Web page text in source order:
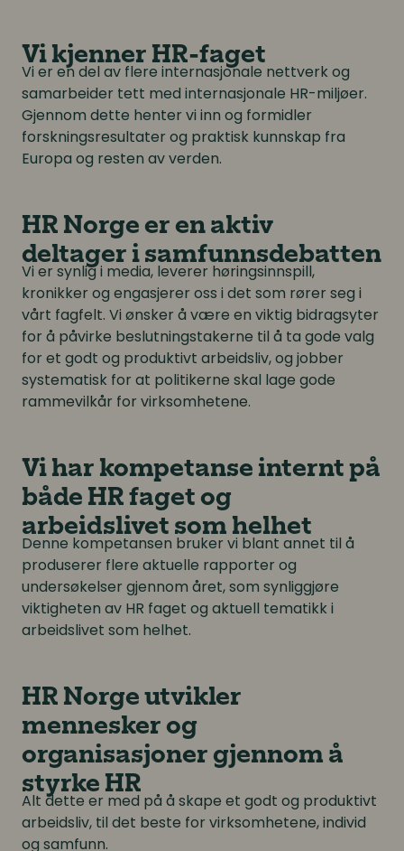
Vi kjenner HR-faget
Vi er en del av flere internasjonale nettverk og
samarbeider tett med internasjonale HR-miljøer.
Gjennom dette henter vi inn og formidler
forskningsresultater og praktisk kunnskap fra
Europa og resten av verden.
HR Norge er en aktiv
deltager i samfunnsdebatten
Vi er synlig i media, leverer høringsinnspill,
kronikker og engasjerer oss i det som rører seg i
vårt fagfelt. Vi ønsker å være en viktig bidragsyter
for å påvirke beslutningstakerne til å ta gode valg
for et godt og produktivt arbeidsliv, og jobber
systematisk for at politikerne skal lage gode
rammevilkår for virksomhetene.
Vi har kompetanse internt på
både HR faget og
arbeidslivet som helhet
Denne kompetansen bruker vi blant annet til å
produserer flere aktuelle rapporter og
undersøkelser gjennom året, som synliggjøre
viktigheten av HR faget og aktuell tematikk i
arbeidslivet som helhet.
HR Norge utvikler
mennesker og
organisasjoner gjennom å
styrke HR
Alt dette er med på å skape et godt og produktivt
arbeidsliv, til det beste for virksomhetene, individ
og samfunn.